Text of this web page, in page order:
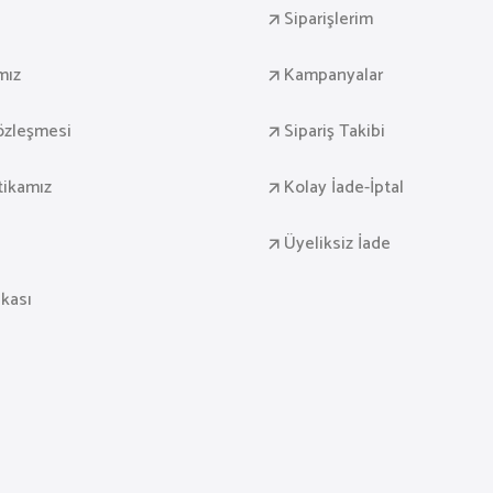
Siparişlerim
Kampanyalar
Sipariş Takibi
Kolay İade-İptal
Üyeliksiz İade